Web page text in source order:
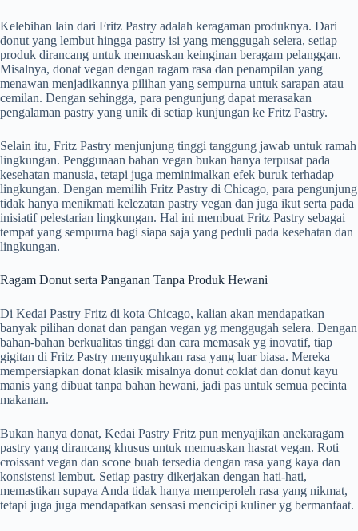
Kelebihan lain dari Fritz Pastry adalah keragaman produknya. Dari
donut yang lembut hingga pastry isi yang menggugah selera, setiap
produk dirancang untuk memuaskan keinginan beragam pelanggan.
Misalnya, donat vegan dengan ragam rasa dan penampilan yang
menawan menjadikannya pilihan yang sempurna untuk sarapan atau
cemilan. Dengan sehingga, para pengunjung dapat merasakan
pengalaman pastry yang unik di setiap kunjungan ke Fritz Pastry.
Selain itu, Fritz Pastry menjunjung tinggi tanggung jawab untuk ramah
lingkungan. Penggunaan bahan vegan bukan hanya terpusat pada
kesehatan manusia, tetapi juga meminimalkan efek buruk terhadap
lingkungan. Dengan memilih Fritz Pastry di Chicago, para pengunjung
tidak hanya menikmati kelezatan pastry vegan dan juga ikut serta pada
inisiatif pelestarian lingkungan. Hal ini membuat Fritz Pastry sebagai
tempat yang sempurna bagi siapa saja yang peduli pada kesehatan dan
lingkungan.
Ragam Donut serta Panganan Tanpa Produk Hewani
Di Kedai Pastry Fritz di kota Chicago, kalian akan mendapatkan
banyak pilihan donat dan pangan vegan yg menggugah selera. Dengan
bahan-bahan berkualitas tinggi dan cara memasak yg inovatif, tiap
gigitan di Fritz Pastry menyuguhkan rasa yang luar biasa. Mereka
mempersiapkan donat klasik misalnya donut coklat dan donut kayu
manis yang dibuat tanpa bahan hewani, jadi pas untuk semua pecinta
makanan.
Bukan hanya donat, Kedai Pastry Fritz pun menyajikan anekaragam
pastry yang dirancang khusus untuk memuaskan hasrat vegan. Roti
croissant vegan dan scone buah tersedia dengan rasa yang kaya dan
konsistensi lembut. Setiap pastry dikerjakan dengan hati-hati,
memastikan supaya Anda tidak hanya memperoleh rasa yang nikmat,
tetapi juga juga mendapatkan sensasi mencicipi kuliner yg bermanfaat.